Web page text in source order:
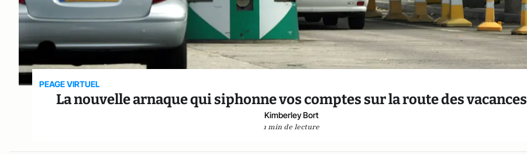
PEAGE VIRTUEL
La nouvelle arnaque qui siphonne vos comptes sur la route des vacances
Kimberley Bort
1 min de lecture